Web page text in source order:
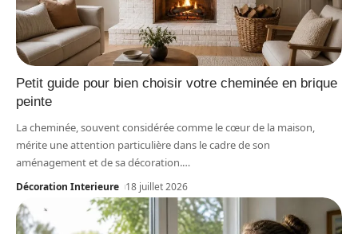
Petit guide pour bien choisir votre cheminée en brique
peinte
La cheminée, souvent considérée comme le cœur de la maison,
mérite une attention particulière dans le cadre de son
aménagement et de sa décoration.…
Décoration Interieure 18 juillet 2026